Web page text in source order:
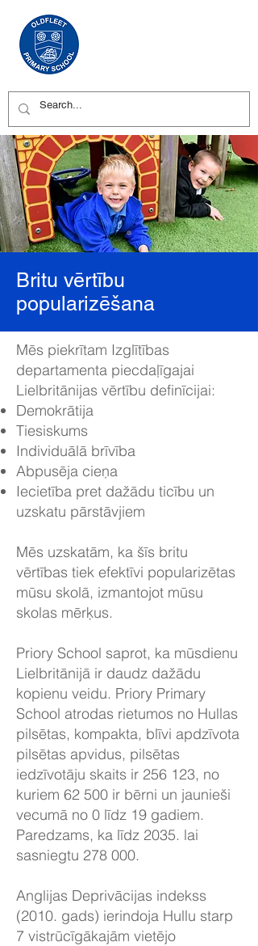
Britu vērtību
popularizēšana
Mēs piekrītam Izglītības
departamenta piecdaļīgajai
Lielbritānijas vērtību definīcijai:
Demokrātija
Tiesiskums
Individuālā brīvība
Abpusēja cieņa
Iecietība pret dažādu ticību un
uzskatu pārstāvjiem
Mēs uzskatām, ka šīs britu
vērtības tiek efektīvi popularizētas
mūsu skolā, izmantojot mūsu
skolas mērķus.
Priory School saprot, ka mūsdienu
Lielbritānijā ir daudz dažādu
kopienu veidu. Priory Primary
School atrodas rietumos no Hullas
pilsētas, kompakta, blīvi apdzīvota
pilsētas apvidus, pilsētas
iedzīvotāju skaits ir 256 123, no
kuriem 62 500 ir bērni un jaunieši
vecumā no 0 līdz 19 gadiem.
Paredzams, ka līdz 2035. lai
sasniegtu 278 000.
Anglijas Deprivācijas indekss
(2010. gads) ierindoja Hullu starp
7 vistrūcīgākajām vietējo